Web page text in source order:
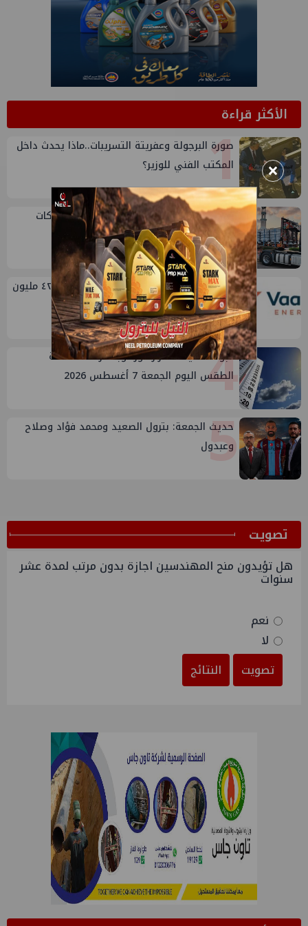
الأكثر قراءة1
صورة البرجولة وعفريتة التسريبات..ماذا يحدث داخل
المكتب الفني للوزير؟
2
أكبا تبدأ تصدير 60 ألف طن من زيوت المحركات
البحرية للأسواق الخارجية
3
أرباح فالكو إنرجي شريك بتروبكر تقفز ل ٤٢.٤ مليون
دولار في الربع الثاني من ٢٠٢٦
4
أجواء شديدة الحرارة ورطوبة مرتفعة.. حالة
الطقس اليوم الجمعة 7 أغسطس 2026
5
حديث الجمعة: بترول الصعيد ومحمد فؤاد وصلاح
وعبدول
ﺗﺼﻮﻳﺖ
هل تؤيدون منح المهندسين اجازة بدون مرتب لمدة عشر
سنوات
نعم
لا
تصويت
النتائج
×